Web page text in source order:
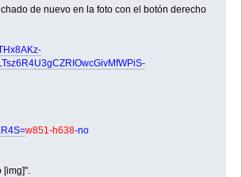
de nuevo en la foto con el botón derecho
w851-h638-no
[img]".